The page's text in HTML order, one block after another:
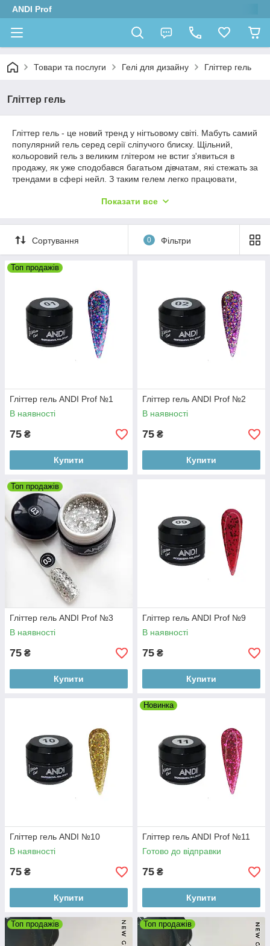
ANDI Prof
Товари та послуги Гелі для дизайну Гліттер гель
Гліттер гель
Гліттер гель - це новий тренд у нігтьовому світі. Мабуть самий
популярний гель серед серії сліпучого блиску. Щільний,
кольоровий гель з великим глітером не встиг з'явиться в
продажу, як уже сподобався багатьом дівчатам, які стежать за
трендами в сфері нейл. З таким гелем легко працювати,
перекриває весь гліттер не дивлячись на значні обсяги. А
захваті від цього вау ефекту.
Показати все
Сортування 0 Фільтри
Топ продажів
Гліттер гель ANDI Prof №1
В наявності
75 ₴
Купити
Гліттер гель ANDI Prof №2
В наявності
75 ₴
Купити
Топ продажів
Гліттер гель ANDI Prof №3
В наявності
75 ₴
Купити
Гліттер гель ANDI Prof №9
В наявності
75 ₴
Купити
Гліттер гель ANDI №10
В наявності
75 ₴
Купити
Новинка
Гліттер гель ANDI Prof №11
Готово до відправки
75 ₴
Купити
Топ продажів Топ продажів